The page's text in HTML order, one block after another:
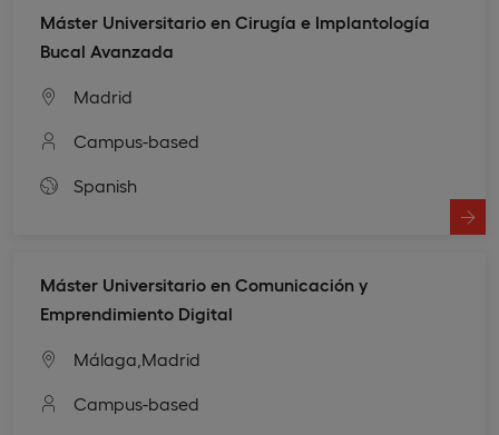
Máster Universitario en Cirugía e Implantología
Bucal Avanzada
Madrid
Campus-based
Spanish
Máster Universitario en Comunicación y
Emprendimiento Digital
Málaga, Madrid
Campus-based